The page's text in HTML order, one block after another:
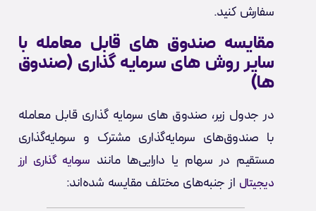
سفارش کنید.
مقایسه صندوق های قابل معامله با
سایر روش های سرمایه گذاری (صندوق
ها)
در جدول زیر، صندوق‌ های سرمایه گذاری قابل معامله
با صندوق‌های سرمایه‌گذاری مشترک و سرمایه‌گذاری
مستقیم در سهام یا دارایی‌ها مانند سرمایه گذاری ارز
دیجیتال از جنبه‌های مختلف مقایسه شده‌اند: